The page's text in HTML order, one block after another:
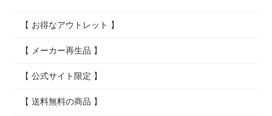
【 お得なアウトレット 】
【 メーカー再生品 】
【 公式サイト限定 】
【 送料無料の商品 】